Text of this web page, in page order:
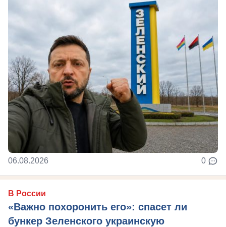
06.08.2026 0
В России
«Важно похоронить его»: спасет ли
бункер Зеленского украинскую